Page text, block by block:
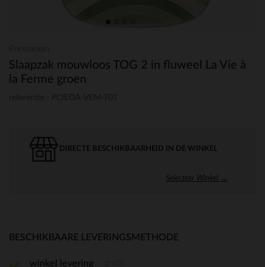
Slaapzak mouwloos TOG 2 in fluweel La Vie à
la Ferme groen
DIRECTE BESCHIKBAARHEID IN DE WINKEL
Selecteer Winkel →
BESCHIKBAARE LEVERINGSMETHODE
winkel levering